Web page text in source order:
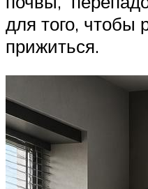
для того, чтобы
прижиться.